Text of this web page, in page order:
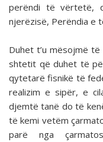
perëndi të vërtetë,
njerëzisë, Perëndia e
Duhet t’u mësojmë
shtetit që duhet të
qytetarë fisnikë të
realizim e sipër, e
djemtë tanë do të
të kemi vetëm
parë nga